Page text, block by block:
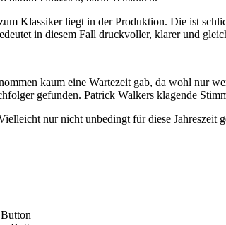
Klassiker liegt in der Produktion. Die ist
in diesem Fall druckvoller, klarer und
kaum eine Wartezeit gab, da wohl nur
gefunden. Patrick Walkers klagende
nur nicht unbedingt für diese Jahreszeit